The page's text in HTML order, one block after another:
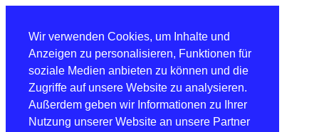
Wir verwenden Cookies, um Inhalte und
Anzeigen zu personalisieren, Funktionen für
soziale Medien anbieten zu können und die
Zugriffe auf unsere Website zu analysieren.
Außerdem geben wir Informationen zu Ihrer
Nutzung unserer Website an unsere Partner